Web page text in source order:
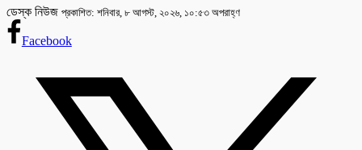
ডেস্ক নিউজ প্রকাশিত: শনিবার, ৮ আগস্ট, ২০২৬, ১০:৫৩ অপরাহ্ণ
Facebook